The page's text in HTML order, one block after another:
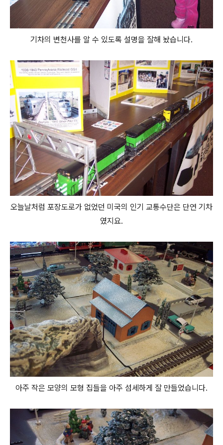
기차의 변천사를 알 수 있도록 설명을 잘해 놨습니다.
오늘날처럼 포장도로가 없었던 미국의 인기 교통수단은 단연 기차
였지요.
아주 작은 모양의 모형 집들을 아주 섬세하게 잘 만들었습니다.